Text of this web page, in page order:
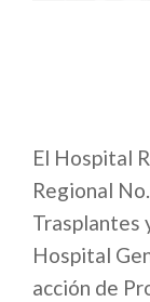
El Hospital
Regional
Trasplantes
Hospital
acción de